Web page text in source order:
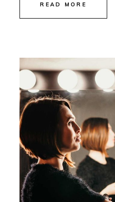
READ MORE